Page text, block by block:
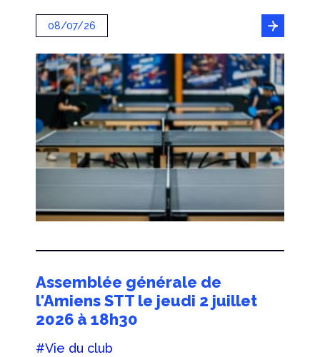
08/07/26
Assemblée générale de
l'Amiens STT le jeudi 2 juillet
2026 à 18h30
#Vie du club